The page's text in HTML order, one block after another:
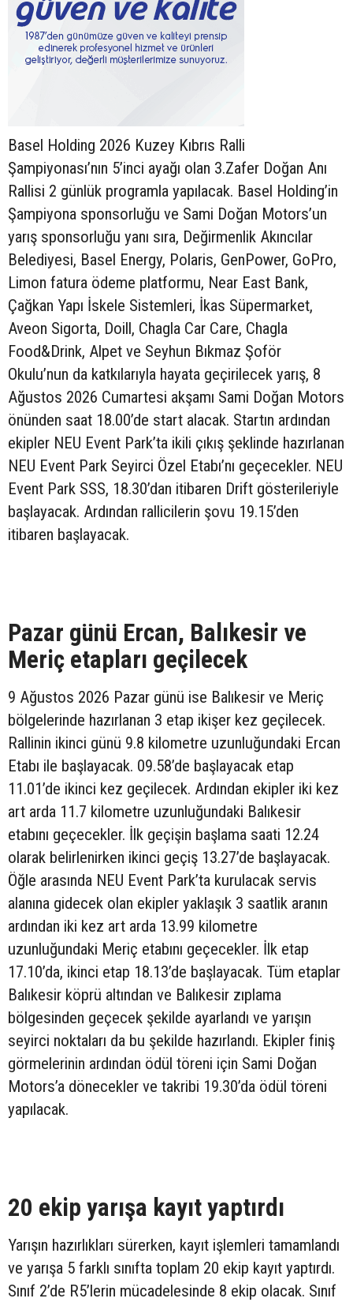
Basel Holding 2026 Kuzey Kıbrıs Ralli
Şampiyonası’nın 5’inci ayağı olan 3.Zafer Doğan Anı
Rallisi 2 günlük programla yapılacak. Basel Holding’in
Şampiyona sponsorluğu ve Sami Doğan Motors’un
yarış sponsorluğu yanı sıra, Değirmenlik Akıncılar
Belediyesi, Basel Energy, Polaris, GenPower, GoPro,
Limon fatura ödeme platformu, Near East Bank,
Çağkan Yapı İskele Sistemleri, İkas Süpermarket,
Aveon Sigorta, Doill, Chagla Car Care, Chagla
Food&Drink, Alpet ve Seyhun Bıkmaz Şoför
Okulu’nun da katkılarıyla hayata geçirilecek yarış, 8
Ağustos 2026 Cumartesi akşamı Sami Doğan Motors
önünden saat 18.00’de start alacak. Startın ardından
ekipler NEU Event Park’ta ikili çıkış şeklinde hazırlanan
NEU Event Park Seyirci Özel Etabı’nı geçecekler. NEU
Event Park SSS, 18.30’dan itibaren Drift gösterileriyle
başlayacak. Ardından rallicilerin şovu 19.15’den
itibaren başlayacak.
Pazar günü Ercan, Balıkesir ve
Meriç etapları geçilecek
9 Ağustos 2026 Pazar günü ise Balıkesir ve Meriç
bölgelerinde hazırlanan 3 etap ikişer kez geçilecek.
Rallinin ikinci günü 9.8 kilometre uzunluğundaki Ercan
Etabı ile başlayacak. 09.58’de başlayacak etap
11.01’de ikinci kez geçilecek. Ardından ekipler iki kez
art arda 11.7 kilometre uzunluğundaki Balıkesir
etabını geçecekler. İlk geçişin başlama saati 12.24
olarak belirlenirken ikinci geçiş 13.27’de başlayacak.
Öğle arasında NEU Event Park’ta kurulacak servis
alanına gidecek olan ekipler yaklaşık 3 saatlik aranın
ardından iki kez art arda 13.99 kilometre
uzunluğundaki Meriç etabını geçecekler. İlk etap
17.10’da, ikinci etap 18.13’de başlayacak. Tüm etaplar
Balıkesir köprü altından ve Balıkesir zıplama
bölgesinden geçecek şekilde ayarlandı ve yarışın
seyirci noktaları da bu şekilde hazırlandı. Ekipler finiş
görmelerinin ardından ödül töreni için Sami Doğan
Motors’a dönecekler ve takribi 19.30’da ödül töreni
yapılacak.
20 ekip yarışa kayıt yaptırdı
Yarışın hazırlıkları sürerken, kayıt işlemleri tamamlandı
ve yarışa 5 farklı sınıfta toplam 20 ekip kayıt yaptırdı.
Sınıf 2’de R5’lerin mücadelesinde 8 ekip olacak. Sınıf